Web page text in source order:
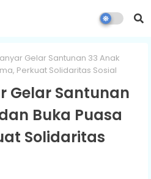
Gelar Santunan 33 Anak
Perkuat Solidaritas Sosial
Gelar Santunan
Buka Puasa
Solidaritas